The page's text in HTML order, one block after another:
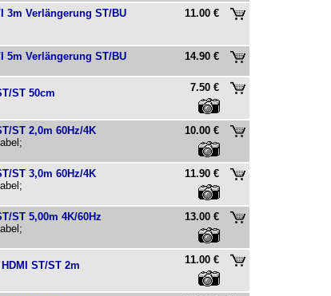
3m Verlängerung ST/BU
11.00 €
5m Verlängerung ST/BU 14.90 €
ST 50cm 7.50 €
ST 2,0m 60Hz/4K
10.00 €
ST 3,0m 60Hz/4K
11.90 €
ST 5,00m 4K/60Hz
13.00 €
ST/ST 2m 11.00 €